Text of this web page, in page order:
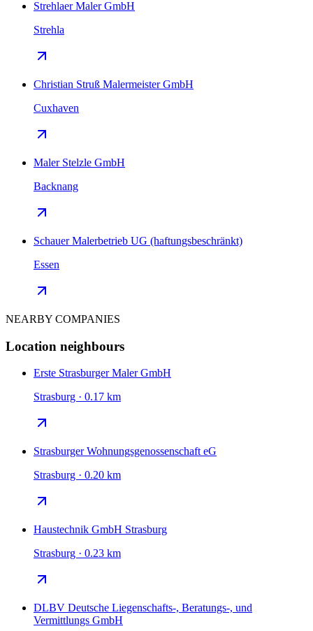
Strehlaer Maler GmbH
Strehla
Christian Struß Malermeister GmbH
Cuxhaven
Maler Stelzle GmbH
Backnang
Schauer Malerbetrieb UG (haftungsbeschränkt)
Essen
NEARBY COMPANIES
Location neighbours
Erste Strasburger Maler GmbH
Strasburg · 0.17 km
Strasburger Wohnungsgenossenschaft eG
Strasburg · 0.20 km
Haustechnik GmbH Strasburg
Strasburg · 0.23 km
DLBV Deutsche Liegenschafts-, Beratungs-, und
Vermittlungs GmbH